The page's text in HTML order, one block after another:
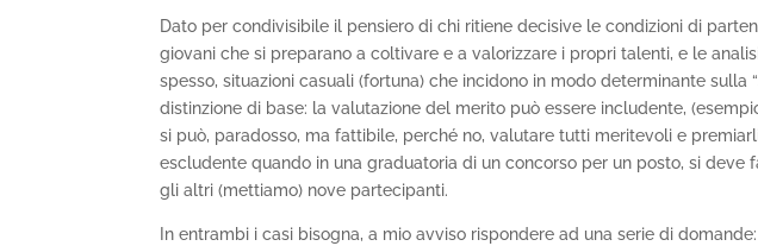
Dato per condivisibile il pensiero di chi ritiene decisive le condizioni di
giovani che si preparano a coltivare e a valorizzare i propri talenti, e le
spesso, situazioni casuali (fortuna) che incidono in modo determinante sulla
distinzione di base: la valutazione del merito può essere includente,
si può, paradosso, ma fattibile, perché no, valutare tutti meritevoli e
escludente quando in una graduatoria di un concorso per un posto, si deve
gli altri (mettiamo) nove partecipanti.
In entrambi i casi bisogna, a mio avviso rispondere ad una serie di